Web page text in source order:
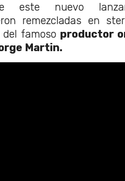
este nuevo
remezcladas en
del famoso productor
Martin.